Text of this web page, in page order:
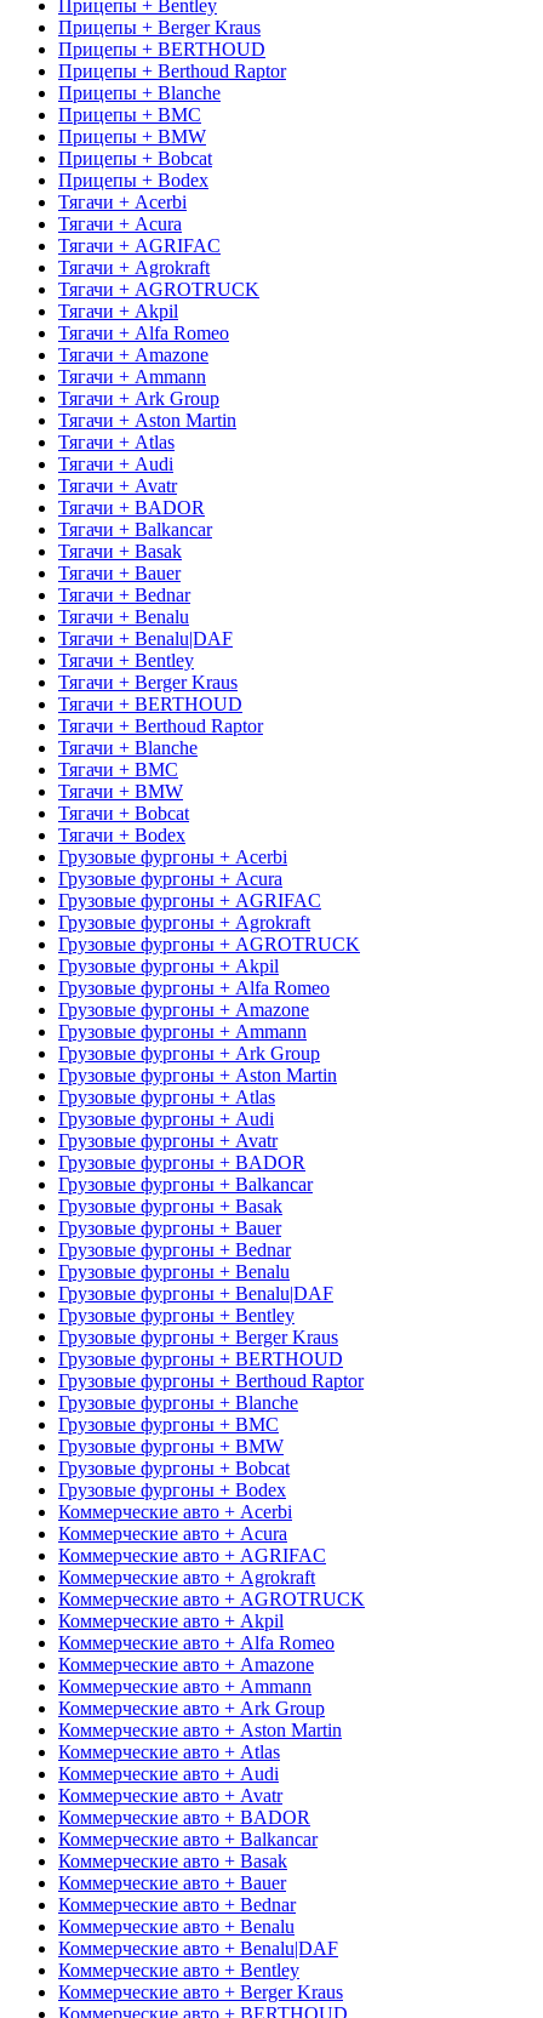
Прицепы + Bentley
Прицепы + Berger Kraus
Прицепы + BERTHOUD
Прицепы + Berthoud Raptor
Прицепы + Blanche
Прицепы + BMC
Прицепы + BMW
Прицепы + Bobcat
Прицепы + Bodex
Тягачи + Acerbi
Тягачи + Acura
Тягачи + AGRIFAC
Тягачи + Agrokraft
Тягачи + AGROTRUCK
Тягачи + Akpil
Тягачи + Alfa Romeo
Тягачи + Amazone
Тягачи + Ammann
Тягачи + Ark Group
Тягачи + Aston Martin
Тягачи + Atlas
Тягачи + Audi
Тягачи + Avatr
Тягачи + BADOR
Тягачи + Balkancar
Тягачи + Basak
Тягачи + Bauer
Тягачи + Bednar
Тягачи + Benalu
Тягачи + Benalu|DAF
Тягачи + Bentley
Тягачи + Berger Kraus
Тягачи + BERTHOUD
Тягачи + Berthoud Raptor
Тягачи + Blanche
Тягачи + BMC
Тягачи + BMW
Тягачи + Bobcat
Тягачи + Bodex
Грузовые фургоны + Acerbi
Грузовые фургоны + Acura
Грузовые фургоны + AGRIFAC
Грузовые фургоны + Agrokraft
Грузовые фургоны + AGROTRUCK
Грузовые фургоны + Akpil
Грузовые фургоны + Alfa Romeo
Грузовые фургоны + Amazone
Грузовые фургоны + Ammann
Грузовые фургоны + Ark Group
Грузовые фургоны + Aston Martin
Грузовые фургоны + Atlas
Грузовые фургоны + Audi
Грузовые фургоны + Avatr
Грузовые фургоны + BADOR
Грузовые фургоны + Balkancar
Грузовые фургоны + Basak
Грузовые фургоны + Bauer
Грузовые фургоны + Bednar
Грузовые фургоны + Benalu
Грузовые фургоны + Benalu|DAF
Грузовые фургоны + Bentley
Грузовые фургоны + Berger Kraus
Грузовые фургоны + BERTHOUD
Грузовые фургоны + Berthoud Raptor
Грузовые фургоны + Blanche
Грузовые фургоны + BMC
Грузовые фургоны + BMW
Грузовые фургоны + Bobcat
Грузовые фургоны + Bodex
Коммерческие авто + Acerbi
Коммерческие авто + Acura
Коммерческие авто + AGRIFAC
Коммерческие авто + Agrokraft
Коммерческие авто + AGROTRUCK
Коммерческие авто + Akpil
Коммерческие авто + Alfa Romeo
Коммерческие авто + Amazone
Коммерческие авто + Ammann
Коммерческие авто + Ark Group
Коммерческие авто + Aston Martin
Коммерческие авто + Atlas
Коммерческие авто + Audi
Коммерческие авто + Avatr
Коммерческие авто + BADOR
Коммерческие авто + Balkancar
Коммерческие авто + Basak
Коммерческие авто + Bauer
Коммерческие авто + Bednar
Коммерческие авто + Benalu
Коммерческие авто + Benalu|DAF
Коммерческие авто + Bentley
Коммерческие авто + Berger Kraus
Коммерческие авто + BERTHOUD